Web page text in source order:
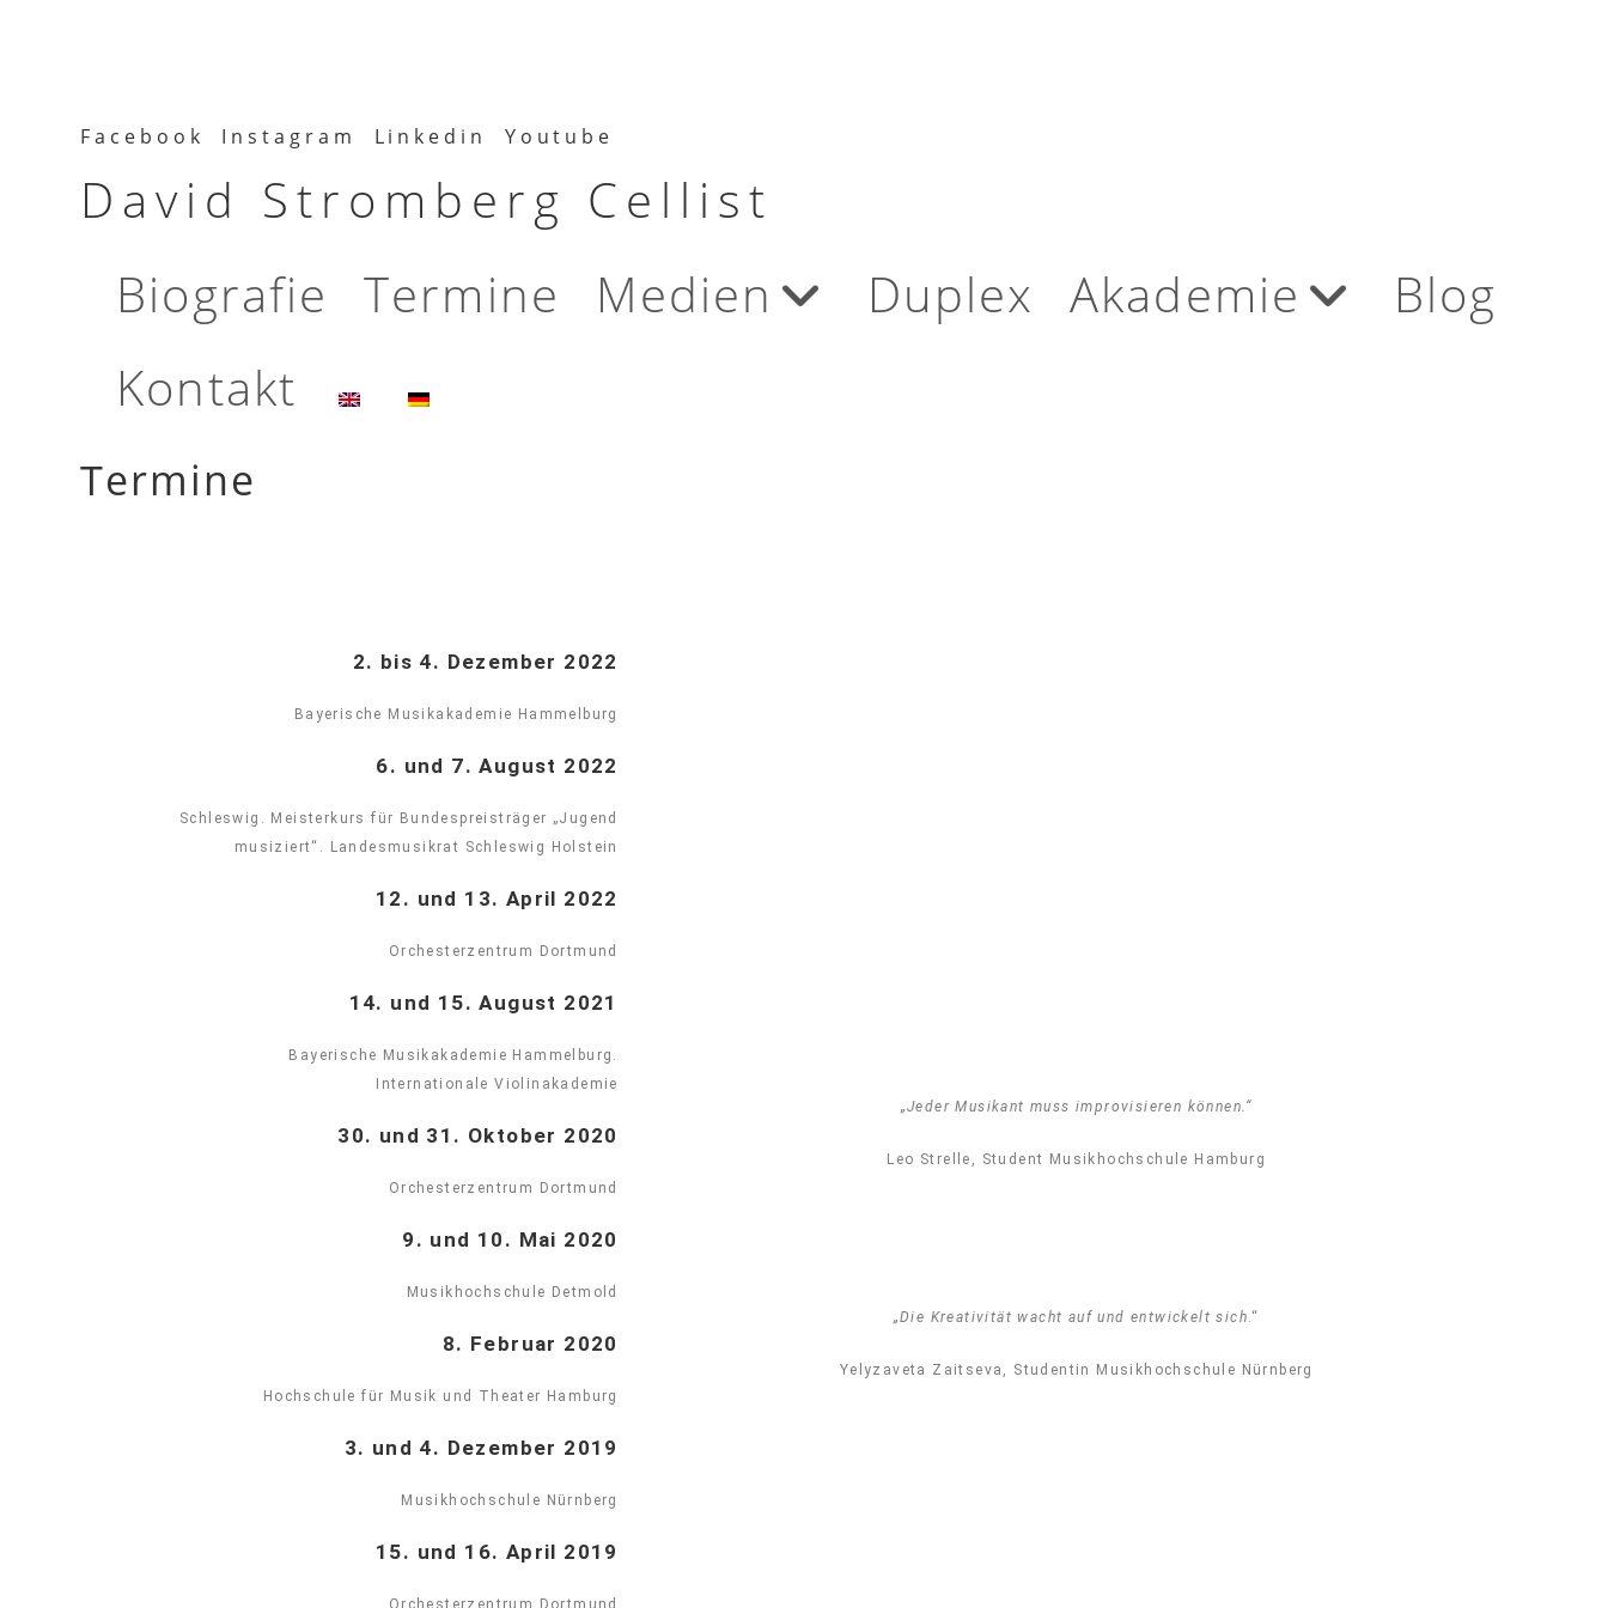
Facebook Instagram Linkedin Youtube
David Stromberg Cellist
Biografie
Termine Medien Duplex Akademie
Blog
Kontakt
Termine
2. bis 4. Dezember 2022
Bayerische Musikakademie Hammelburg
6. und 7. August 2022
Schleswig. Meisterkurs für Bundespreisträger „Jugend
musiziert“. Landesmusikrat Schleswig Holstein
12. und 13. April 2022
Orchesterzentrum Dortmund
14. und 15. August 2021
Bayerische Musikakademie Hammelburg.
Internationale Violinakademie
30. und 31. Oktober 2020
Orchesterzentrum Dortmund
9. und 10. Mai 2020
Musikhochschule Detmold
8. Februar 2020
Hochschule für Musik und Theater Hamburg
3. und 4. Dezember 2019
Musikhochschule Nürnberg
15. und 16. April 2019
Orchesterzentrum Dortmund
„Jeder Musikant muss improvisieren können.“
Leo Strelle, Student Musikhochschule Hamburg
„Die Kreativität wacht auf und entwickelt sich .“
Yelyzaveta Zaitseva, Studentin Musikhochschule Nürnberg